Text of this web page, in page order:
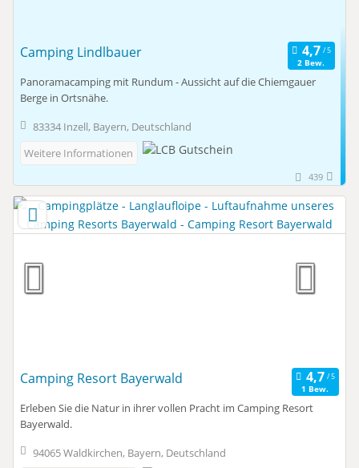
Camping Lindlbauer
2 Bew.
Panoramacamping mit Rundum - Aussicht auf die Chiemgauer
Berge in Ortsnähe.
83334 Inzell, Bayern, Deutschland
Weitere Informationen
439
Camping Resort Bayerwald
1 Bew.
Erleben Sie die Natur in ihrer vollen Pracht im Camping Resort
Bayerwald.
94065 Waldkirchen, Bayern, Deutschland